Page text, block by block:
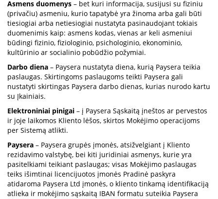
Asmens duomenys – bet kuri informacija, susijusi su fiziniu
(privačiu) asmeniu, kurio tapatybė yra žinoma arba gali būti
tiesiogiai arba netiesiogiai nustatyta pasinaudojant tokiais
duomenimis kaip: asmens kodas, vienas ar keli asmeniui
būdingi fizinio, fiziologinio, psichologinio, ekonominio,
kultūrinio ar socialinio pobūdžio požymiai.
Darbo diena – Paysera nustatyta diena, kurią Paysera teikia
paslaugas. Skirtingoms paslaugoms teikti Paysera gali
nustatyti skirtingas Paysera darbo dienas, kurias nurodo kartu
su Įkainiais.
Elektroniniai pinigai – į Paysera Sąskaitą įneštos ar pervestos
ir joje laikomos Kliento lėšos, skirtos Mokėjimo operacijoms
per Sistemą atlikti.
Paysera – Paysera grupės įmonės, atsižvelgiant į Kliento
rezidavimo valstybę, bei kiti juridiniai asmenys, kurie yra
pasitelkiami teikiant paslaugas; visas Mokėjimo paslaugas
teiks išimtinai licencijuotos įmonės Pradinė paskyra
atidaroma Paysera Ltd įmonės, o kliento tinkamą identifikaciją
atlieka ir mokėjimo sąskaitą IBAN formatu suteikia Paysera